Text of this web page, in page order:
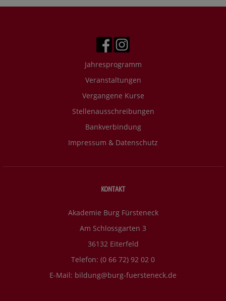
Jahresprogramm
Veranstaltungen
Vergangene Kurse
Stellenausschreibungen
Bankverbindung
Impressum & Datenschutz
KONTAKT
Akademie Burg Fürsteneck
Am Schlossgarten 3
36132 Eiterfeld
Telefon: (0 66 72) 92 02 0
E-Mail: bildung@burg-fuersteneck.de